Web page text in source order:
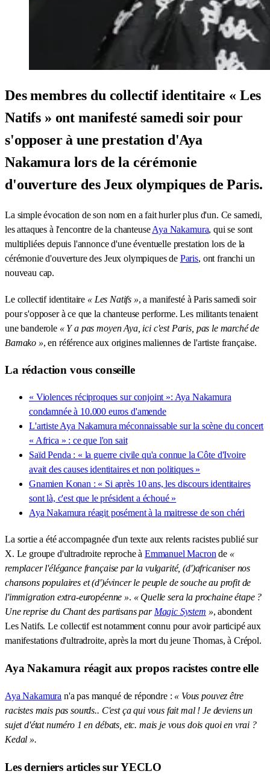
Des membres du collectif identitaire « Les
Natifs » ont manifesté samedi soir pour
s'opposer à une prestation d'Aya
Nakamura lors de la cérémonie
d'ouverture des Jeux olympiques de Paris.
La simple évocation de son nom en a fait hurler plus d'un. Ce samedi,
les attaques à l'encontre de la chanteuseAya Nakamura, qui se sont
multipliées depuis l'annonce d'une éventuelle prestation lors de la
cérémonie d'ouverture des Jeux olympiques de Paris, ont franchi un
nouveau cap.
Le collectif identitaire « Les Natifs », a manifesté à Paris samedi soir
pour s'opposer à ce que la chanteuse performe. Les militants tenaient
une banderole « Y a pas moyen Aya, ici c'est Paris, pas le marché de
Bamako », en référence aux origines maliennes de l'artiste française.
La rédaction vous conseille
« Violences réciproques sur conjoint »: Aya Nakamura
condamnée à 10.000 euros d'amende
L'artiste Aya Nakamura méconnaissable sur la scène du concert
« Africa » : ce que l'on sait
Saïd Penda : « la guerre civile qu'a connue la Côte d'Ivoire
avait des causes identitaires et non politiques »
Gnamien Konan : « Si après 10 ans, les discours identitaires
sont là, c'est que le président a échoué »
Aya Nakamura réagit posément à la maitresse de son chéri
La sortie a été accompagnée d'un texte aux relents racistes publié sur
X. Le groupe d'ultradroite reproche à Emmanuel Macron de «
remplacer l'élégance française par la vulgarité, (d')africaniser nos
chansons populaires et (d')évincer le peuple de souche au profit de
l'immigration extra-européenne ». « Quelle sera la prochaine étape ?
Une reprise du Chant des partisans par Magic System », abondent
Les Natifs. Le collectif est notamment connu pour avoir participé aux
manifestations d'ultradroite, après la mort du jeune Thomas, à Crépol.
Aya Nakamura réagit aux propos racistes contre elle
Aya Nakamura n'a pas manqué de répondre : « Vous pouvez être
racistes mais pas sourds.. C'est ça qui vous fait mal ! Je deviens un
sujet d'état numéro 1 en débats, etc. mais je vous dois quoi en vrai ?
Kedal ».
Les derniers articles sur YECLO